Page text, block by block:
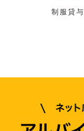
制服貸与